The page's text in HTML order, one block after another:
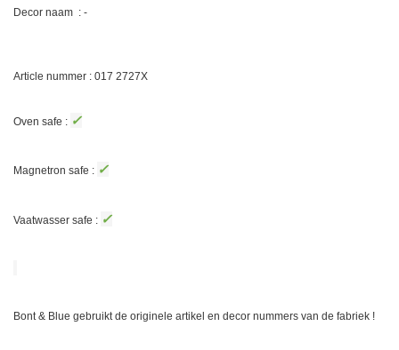
Decor naam : -
Article nummer : 017 2727X
Oven safe : ✓
Magnetron safe : ✓
Vaatwasser safe : ✓
Bont & Blue gebruikt de originele artikel en decor nummers van de fabriek !